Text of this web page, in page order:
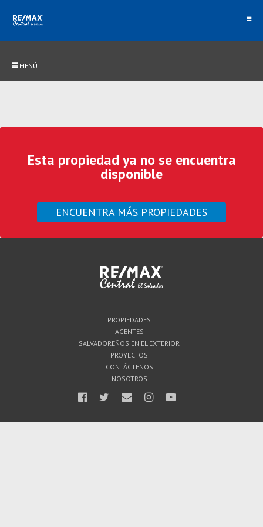
Esta propiedad ya no se encuentra
disponible
ENCUENTRA MÁS PROPIEDADES
MENÚ
PROPIEDADES
AGENTES
SALVADOREÑOS EN EL EXTERIOR
PROYECTOS
CONTÁCTENOS
NOSOTROS